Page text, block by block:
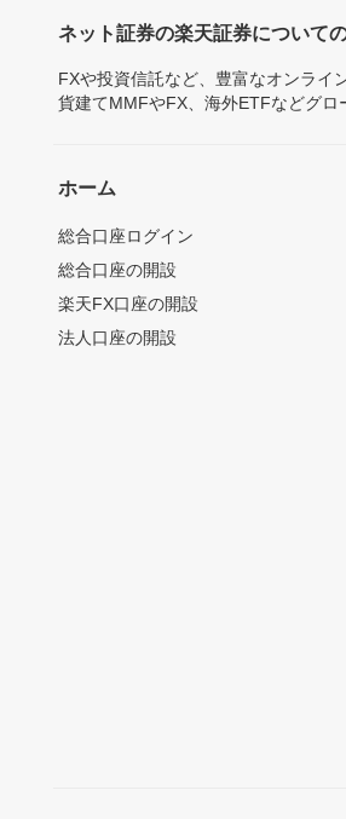
ネット証券の楽天証券について
FXや投資信託など、豊富なオンライ
貨建てMMFやFX、海外ETFなどグ
ホーム
総合口座ログイン
総合口座の開設
楽天FX口座の開設
法人口座の開設